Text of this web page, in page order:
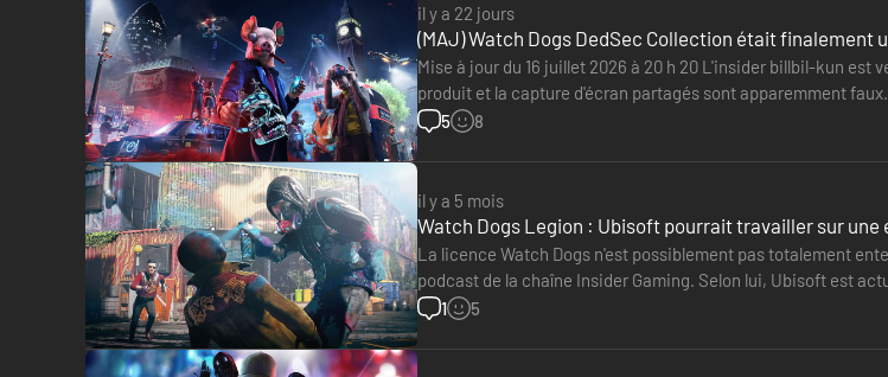
il y a 22 jours
(MAJ) Watch Dogs DedSec Collection était finalement
Mise à jour du 16 juillet 2026 à 20 h 20 L'insider billbil-kun est
produit et la capture d'écran partagés sont apparemment
en réalité…
5 8
il y a 5 mois
Watch Dogs Legion : Ubisoft pourrait travailler sur une
La licence Watch Dogs n'est possiblement pas totalement
podcast de la chaîne Insider Gaming. Selon lui, Ubisoft est
Legion. Du contenu…
1 5